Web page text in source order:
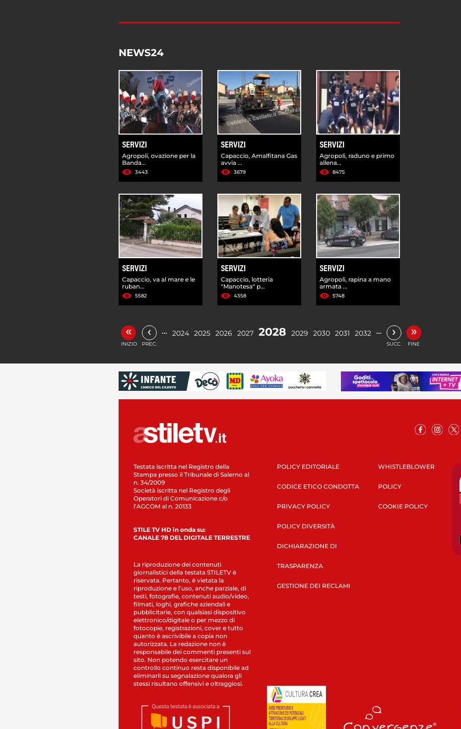
NEWS24
SERVIZI
Agropoli, ovazione per la
Banda...
3443
SERVIZI
Capaccio, Amalfitana Gas
avvia ...
3679
SERVIZI
Agropoli, raduno e primo
allena...
8475
SERVIZI
Capaccio, va al mare e le
ruban...
5582
SERVIZI
Capaccio, lotteria
"Manotesa" p...
4358
SERVIZI
Agropoli, rapina a mano
armata ...
5748
«
INIZIO
‹
PREC.
… 2024 2025 2026 2027 2028 2029 2030 2031 2032 … ›
SUCC.
»
FINE
Testata iscritta nel Registro della
Stampa presso il Tribunale di Salerno al
n. 34/2009
Società iscritta nel Registro degli
Operatori di Comunicazione c/o
l’AGCOM al n. 20133
STILE TV HD in onda su:
CANALE 78 DEL DIGITALE TERRESTRE
La riproduzione dei contenuti
giornalistici della testata STILETV è
riservata. Pertanto, è vietata la
riproduzione e l’uso, anche parziale, di
testi, fotografie, contenuti audio/video,
filmati, loghi, grafiche aziendali e
pubblicitarie, con qualsiasi dispositivo
elettronico/digitale o per mezzo di
fotocopie, registrazioni, cover e tutto
quanto è ascrivibile a copia non
autorizzata. La redazione non è
responsabile dei commenti presenti sul
sito. Non potendo esercitare un
controllo continuo resta disponibile ad
eliminarli su segnalazione qualora gli
stessi risultano offensivi e oltraggiosi.
POLICY EDITORIALE
CODICE ETICO CONDOTTA
PRIVACY POLICY
POLICY DIVERSITÀ
DICHIARAZIONE DI
TRASPARENZA
GESTIONE DEI RECLAMI
WHISTLEBLOWER
POLICY
COOKIE POLICY